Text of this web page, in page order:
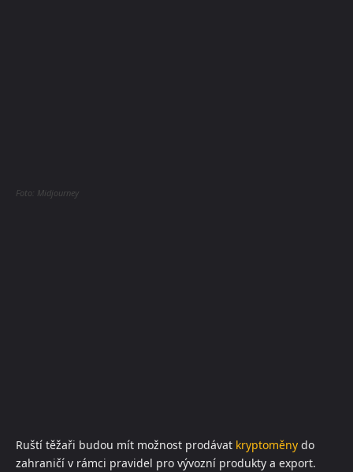
Foto: Midjourney
Ruští těžaři budou mít možnost prodávat kryptoměny do
zahraničí v rámci pravidel pro vývozní produkty a export.